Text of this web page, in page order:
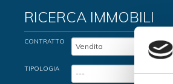
RICERCA IMMOBILI
CONTRATTO
TIPOLOGIA